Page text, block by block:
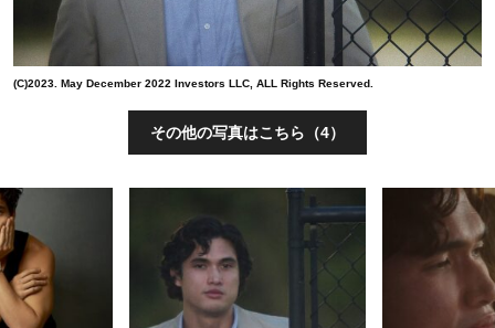
(C)2023. May December 2022 Investors LLC, ALL Rights Reserved.
その他の写真はこちら（4）